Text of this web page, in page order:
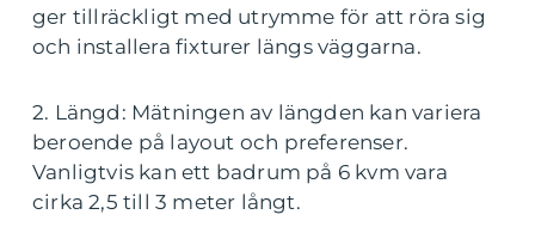
ger tillräckligt med utrymme för att röra sig
och installera fixturer längs väggarna.
2. Längd: Mätningen av längden kan variera
beroende på layout och preferenser.
Vanligtvis kan ett badrum på 6 kvm vara
cirka 2,5 till 3 meter långt.